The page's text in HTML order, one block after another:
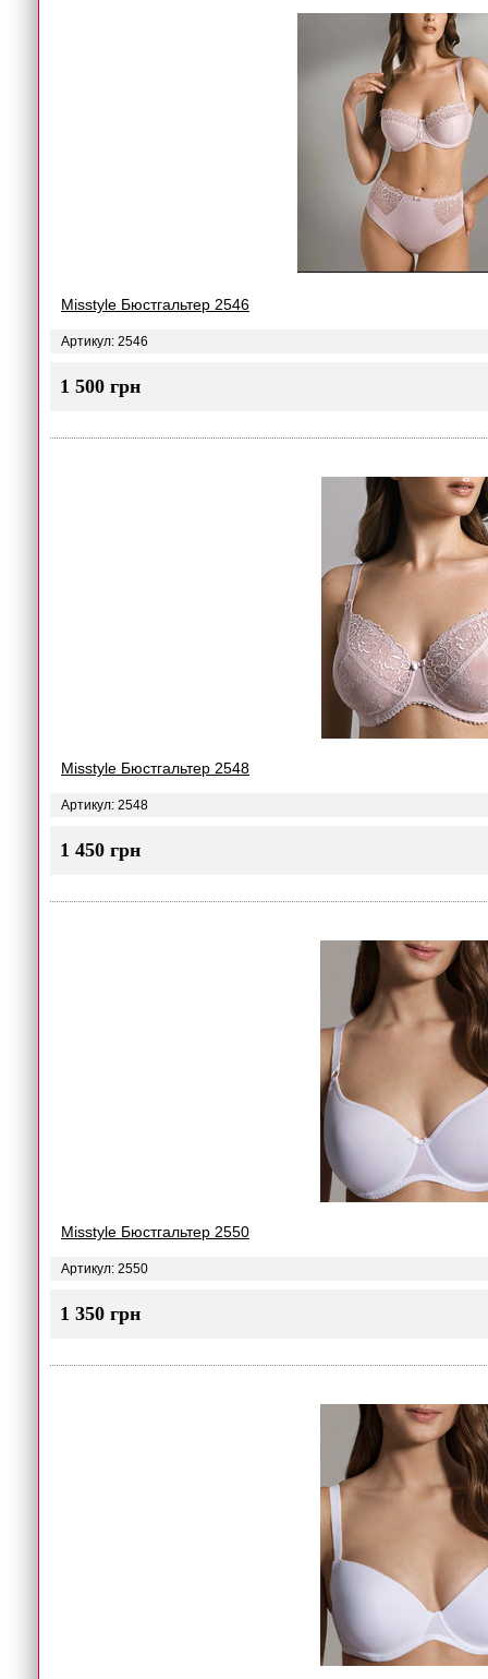
Misstyle Бюстгальтер 2546
Артикул: 2546
1 500 грн
Misstyle Бюстгальтер 2548
Артикул: 2548
1 450 грн
Misstyle Бюстгальтер 2550
Артикул: 2550
1 350 грн